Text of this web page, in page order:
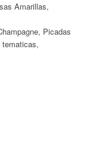
Amarillas,
Picadas